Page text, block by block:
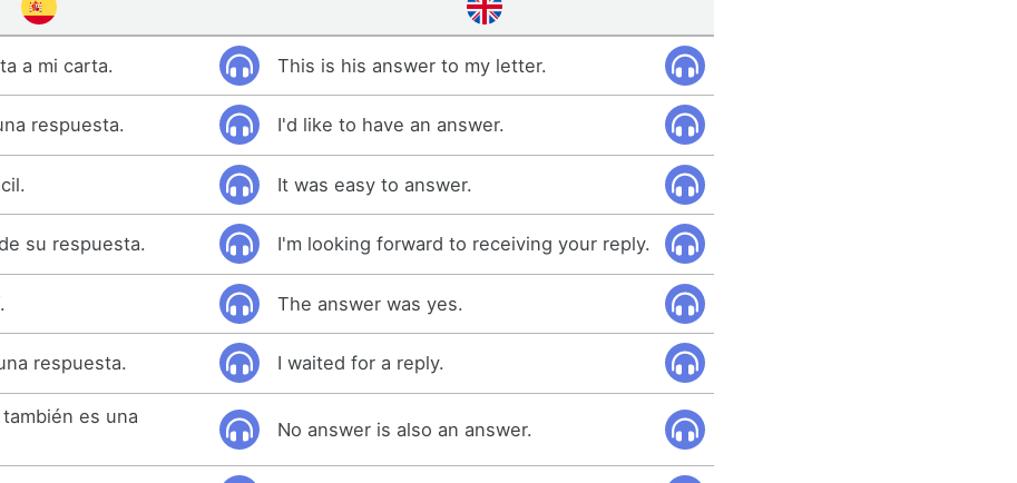
a mi carta. This is his answer to my letter.
respuesta. I'd like to have an answer.
It was easy to answer.
su respuesta. I'm looking forward to receiving your reply.
The answer was yes.
respuesta. I waited for a reply.
es una
No answer is also an answer.